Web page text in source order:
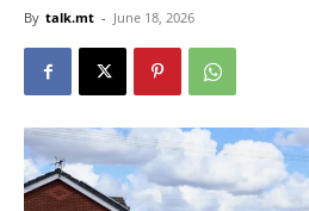
By talk.mt - June 18, 2026